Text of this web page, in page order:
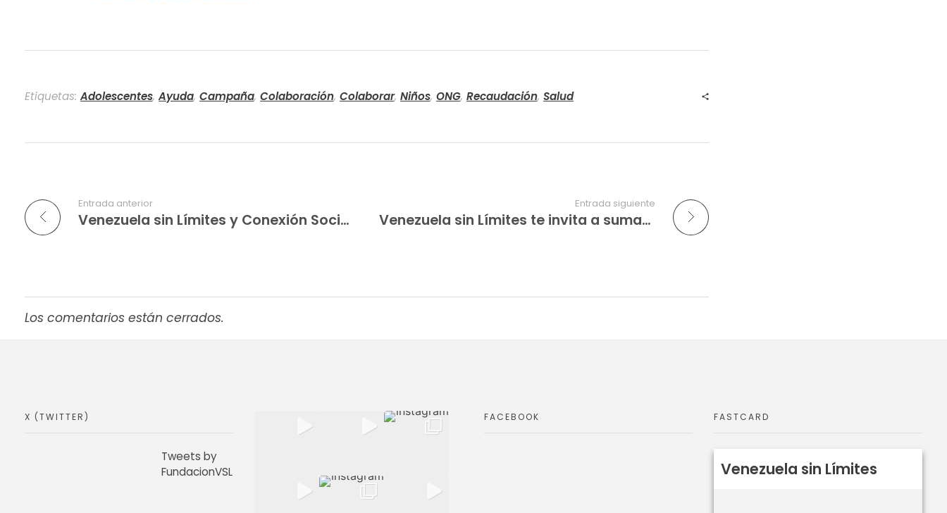
Etiquetas:Adolescentes,Ayuda, Campaña, Colaboración, Colaborar, Niños, ONG, Recaudación, Salud
Entrada anterior
Venezuela sin Límites y Conexión Social invitan a DAR a favor de Fundación Vida y Fancalara
Entrada siguiente
Venezuela sin Límites te invita a sumar Gotas de Ayuda
Los comentarios están cerrados.
X (TWITTER)
Tweets by
FundacionVSL
FACEBOOK FASTCARD
Venezuela sin Límites